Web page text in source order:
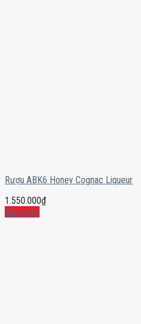
Rượu ABK6 Honey Cognac Liqueur
1.550.000₫
Mua ngay